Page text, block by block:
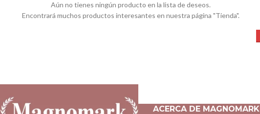
Aún no tienes ningún producto en la lista de deseos.
Encontrará muchos productos interesantes en nuestra página "Tienda".
ACERCA DE MAGNOMARK